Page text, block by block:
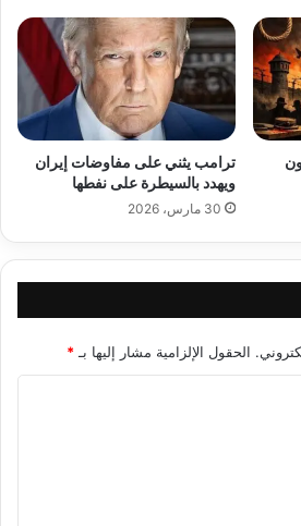
ترامب يثني على مفاوضات إيران
ويهدد بالسيطرة على نفطها
30 مارس، 2026
الحقول الإلزامية مشار إليها بـ *